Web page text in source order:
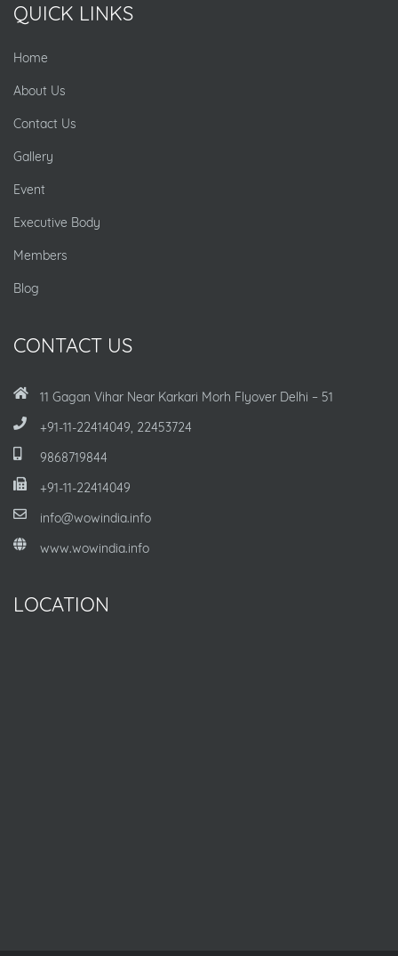
QUICK LINKS
Home
About Us
Contact Us
Gallery
Event
Executive Body
Members
Blog
CONTACT US
11 Gagan Vihar Near Karkari Morh Flyover Delhi – 51
+91-11-22414049, 22453724
9868719844
+91-11-22414049
info@wowindia.info
www.wowindia.info
LOCATION